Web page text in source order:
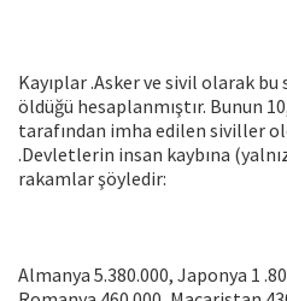
Kayıplar .Asker ve sivil olarak
öldüğü hesaplanmıştır. Bunun
tarafından imha edilen siviller
.Devletlerin insan kaybına
rakamlar şöyledir:
Almanya 5.380.000, Japonya 1